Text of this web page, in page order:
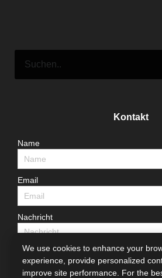
Kontakt
Name
Email
Nachricht
We use cookies to enhance your
experience, provide personalized
improve site performance. For the